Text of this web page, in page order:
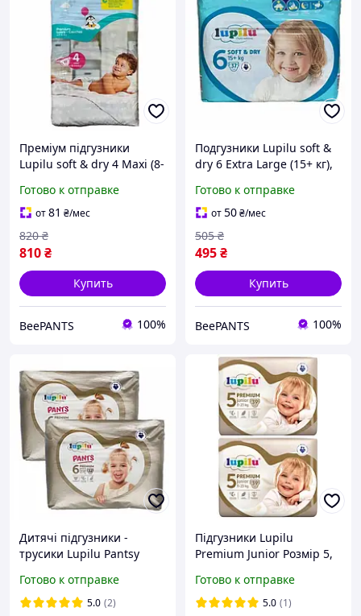
Преміум підгузники
Lupilu soft & dry 4 Maxi (8-
Готово к отправке
от81 ₴/мес
810₴
820 ₴
Купить
BeePANTS 100%
Подгузники Lupilu soft &
dry 6 Extra Large (15+ кг),
Готово к отправке
от50₴/мес
495₴
505 ₴
Купить
BeePANTS 100%
Дитячі підгузники -
трусики Lupilu Pantsy
Розмір 6 Extra Large, 15+
кг, 64 шт
Готово к отправке
5.0 (2)
Підгузники Lupilu
Premium Junior Розмір 5,
Готово к отправке
5.0 (1)